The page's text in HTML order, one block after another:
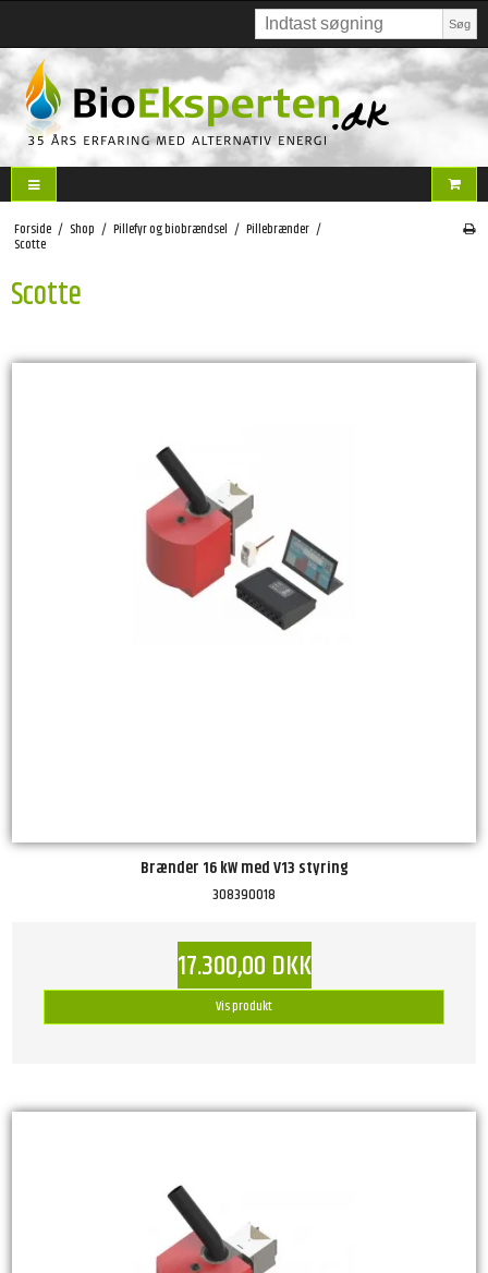
Søg
Forside / Shop / Pillefyr og biobrændsel / Pillebrænder /
Scotte
Scotte
Brænder 16 kW med V13 styring
308390018
17.300,00 DKK
Vis produkt